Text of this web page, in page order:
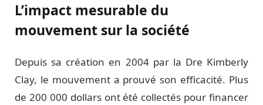
L’impact mesurable du
mouvement sur la société
Depuis sa création en 2004 par la Dre Kimberly
Clay, le mouvement a prouvé son efficacité. Plus
de 200 000 dollars ont été collectés pour financer